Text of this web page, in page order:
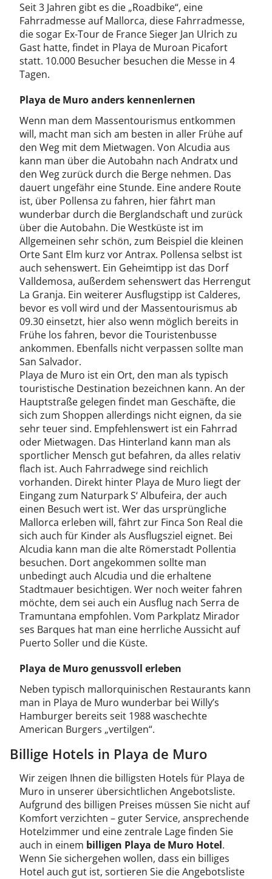
Seit 3 Jahren gibt es die „Roadbike“, eine
Fahrradmesse auf Mallorca, diese Fahrradmesse,
die sogar Ex-Tour de France Sieger Jan Ulrich zu
Gast hatte, findet in Playa de Muroan Picafort
statt. 10.000 Besucher besuchen die Messe in 4
Tagen.
Playa de Muro anders kennenlernen
Wenn man dem Massentourismus entkommen
will, macht man sich am besten in aller Frühe auf
den Weg mit dem Mietwagen. Von Alcudia aus
kann man über die Autobahn nach Andratx und
den Weg zurück durch die Berge nehmen. Das
dauert ungefähr eine Stunde. Eine andere Route
ist, über Pollensa zu fahren, hier fährt man
wunderbar durch die Berglandschaft und zurück
über die Autobahn. Die Westküste ist im
Allgemeinen sehr schön, zum Beispiel die kleinen
Orte Sant Elm kurz vor Antrax. Pollensa selbst ist
auch sehenswert. Ein Geheimtipp ist das Dorf
Valldemosa, außerdem sehenswert das Herrengut
La Granja. Ein weiterer Ausflugstipp ist Calderes,
bevor es voll wird und der Massentourismus ab
09.30 einsetzt, hier also wenn möglich bereits in
Frühe los fahren, bevor die Touristenbusse
ankommen. Ebenfalls nicht verpassen sollte man
San Salvador.
Playa de Muro ist ein Ort, den man als typisch
touristische Destination bezeichnen kann. An der
Hauptstraße gelegen findet man Geschäfte, die
sich zum Shoppen allerdings nicht eignen, da sie
sehr teuer sind. Empfehlenswert ist ein Fahrrad
oder Mietwagen. Das Hinterland kann man als
sportlicher Mensch gut befahren, da alles relativ
flach ist. Auch Fahrradwege sind reichlich
vorhanden. Direkt hinter Playa de Muro liegt der
Eingang zum Naturpark S‘ Albufeira, der auch
einen Besuch wert ist. Wer das ursprüngliche
Mallorca erleben will, fährt zur Finca Son Real die
sich auch für Kinder als Ausflugsziel eignet. Bei
Alcudia kann man die alte Römerstadt Pollentia
besuchen. Dort angekommen sollte man
unbedingt auch Alcudia und die erhaltene
Stadtmauer besichtigen. Wer noch weiter fahren
möchte, dem sei auch ein Ausflug nach Serra de
Tramuntana empfohlen. Vom Parkplatz Mirador
ses Barques hat man eine herrliche Aussicht auf
Puerto Soller und die Küste.
Playa de Muro genussvoll erleben
Neben typisch mallorquinischen Restaurants kann
man in Playa de Muro wunderbar bei Willy’s
Hamburger bereits seit 1988 waschechte
American Burgers „vertilgen“.
Billige Hotels in Playa de Muro
Wir zeigen Ihnen die billigsten Hotels für Playa de
Muro in unserer übersichtlichen Angebotsliste.
Aufgrund des billigen Preises müssen Sie nicht auf
Komfort verzichten – guter Service, ansprechende
Hotelzimmer und eine zentrale Lage finden Sie
auch in einem billigen Playa de Muro Hotel.
Wenn Sie sichergehen wollen, dass ein billiges
Hotel auch gut ist, sortieren Sie die Angebotsliste